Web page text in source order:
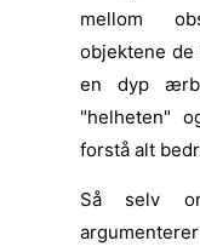
mellom
objektene de
en dyp
"helheten"
forstå alt
Så selv